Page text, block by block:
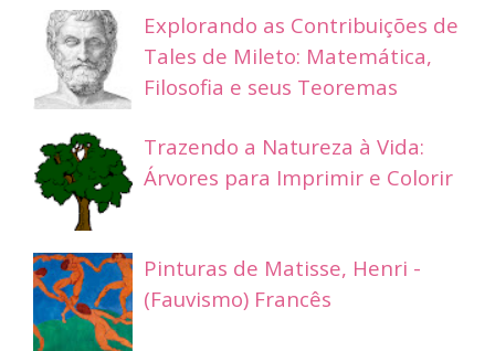
Explorando as Contribuições de
Tales de Mileto: Matemática,
Filosofia e seus Teoremas
Trazendo a Natureza à Vida:
Árvores para Imprimir e Colorir
Pinturas de Matisse, Henri -
(Fauvismo) Francês